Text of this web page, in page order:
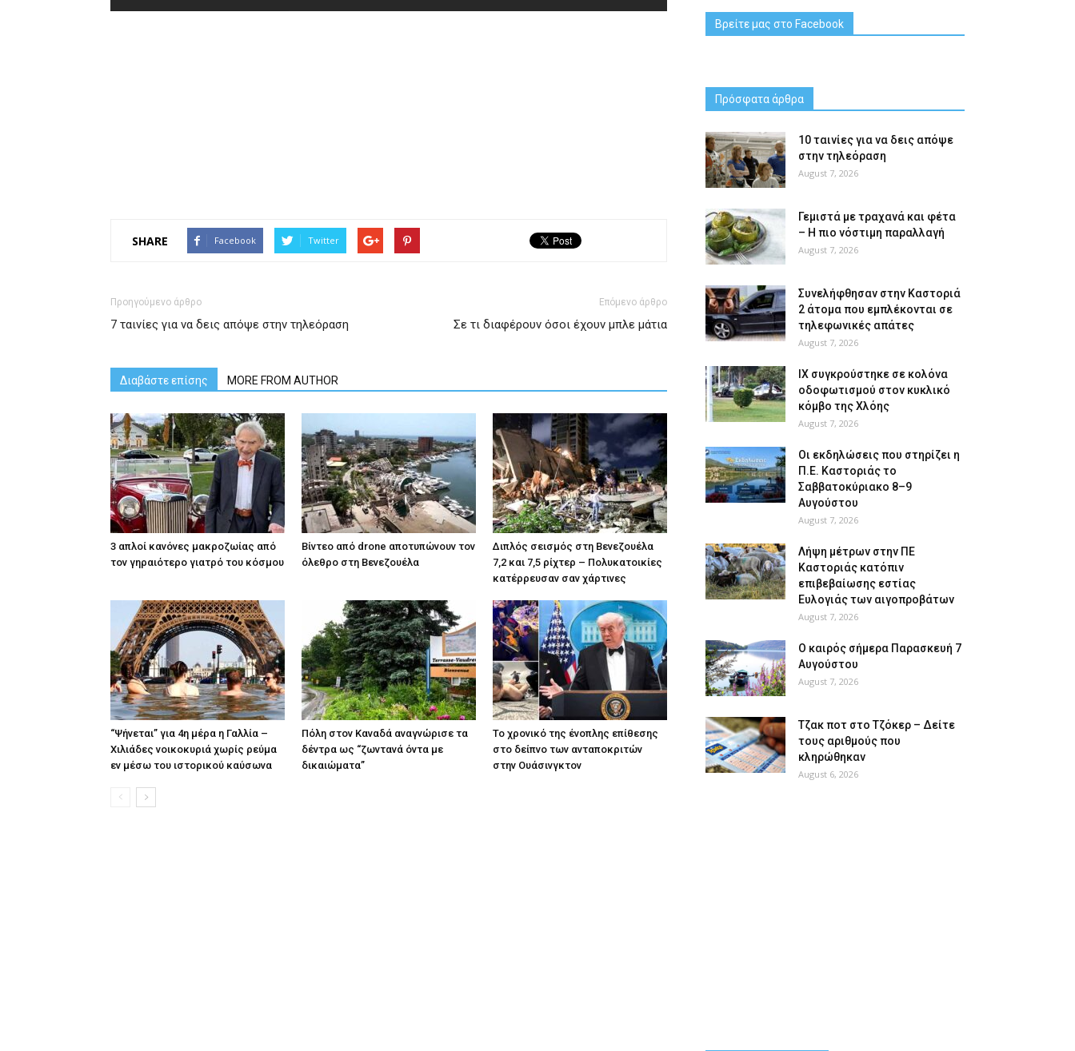
SHARE Facebook Twitter
Προηγούμενο άρθρο
7 ταινίες για να δεις απόψε στην τηλεόραση
Επόμενο άρθρο
Σε τι διαφέρουν όσοι έχουν μπλε μάτια
Διαβάστε επίσης MORE FROM AUTHOR
3 απλοί κανόνες μακροζωίας από
τον γηραιότερο γιατρό του κόσμου
Βίντεο από drone αποτυπώνουν τον
όλεθρο στη Βενεζουέλα
Διπλός σεισμός στη Βενεζουέλα
7,2 και 7,5 ρίχτερ – Πολυκατοικίες
κατέρρευσαν σαν χάρτινες
“Ψήνεται” για 4η μέρα η Γαλλία –
Χιλιάδες νοικοκυριά χωρίς ρεύμα
εν μέσω του ιστορικού καύσωνα
Πόλη στον Καναδά αναγνώρισε τα
δέντρα ως “ζωντανά όντα με
δικαιώματα”
Το χρονικό της ένοπλης επίθεσης
στο δείπνο των ανταποκριτών
στην Ουάσινγκτον
Βρείτε μας στο Facebook
Πρόσφατα άρθρα
10 ταινίες για να δεις απόψε
στην τηλεόραση
August 7, 2026
Γεμιστά με τραχανά και φέτα
– Η πιο νόστιμη παραλλαγή
August 7, 2026
Συνελήφθησαν στην Καστοριά
2 άτομα που εμπλέκονται σε
τηλεφωνικές απάτες
August 7, 2026
ΙΧ συγκρούστηκε σε κολόνα
οδοφωτισμού στον κυκλικό
κόμβο της Χλόης
August 7, 2026
Οι εκδηλώσεις που στηρίζει η
Π.Ε. Καστοριάς το
Σαββατοκύριακο 8–9
Αυγούστου
August 7, 2026
Λήψη μέτρων στην ΠΕ
Καστοριάς κατόπιν
επιβεβαίωσης εστίας
Ευλογιάς των αιγοπροβάτων
August 7, 2026
Ο καιρός σήμερα Παρασκευή 7
Αυγούστου
August 7, 2026
Tζακ ποτ στο Τζόκερ – Δείτε
τους αριθμούς που
κληρώθηκαν
August 6, 2026